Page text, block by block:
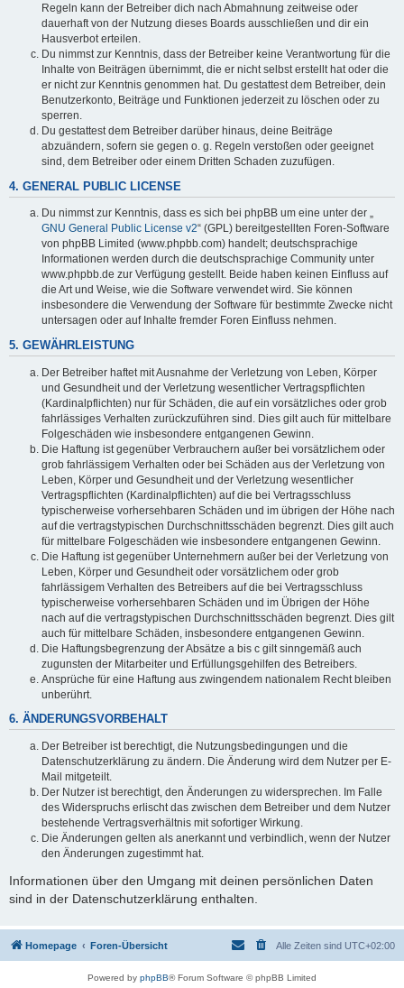
Regeln kann der Betreiber dich nach Abmahnung zeitweise oder
dauerhaft von der Nutzung dieses Boards ausschließen und dir ein
Hausverbot erteilen.
Du nimmst zur Kenntnis, dass der Betreiber keine Verantwortung für die
Inhalte von Beiträgen übernimmt, die er nicht selbst erstellt hat oder die
er nicht zur Kenntnis genommen hat. Du gestattest dem Betreiber, dein
Benutzerkonto, Beiträge und Funktionen jederzeit zu löschen oder zu
sperren.
Du gestattest dem Betreiber darüber hinaus, deine Beiträge
abzuändern, sofern sie gegen o. g. Regeln verstoßen oder geeignet
sind, dem Betreiber oder einem Dritten Schaden zuzufügen.
4. GENERAL PUBLIC LICENSE
Du nimmst zur Kenntnis, dass es sich bei phpBB um eine unter der „
GNU General Public License v2“ (GPL) bereitgestellten Foren-Software
von phpBB Limited (www.phpbb.com) handelt; deutschsprachige
Informationen werden durch die deutschsprachige Community unter
www.phpbb.de zur Verfügung gestellt. Beide haben keinen Einfluss auf
die Art und Weise, wie die Software verwendet wird. Sie können
insbesondere die Verwendung der Software für bestimmte Zwecke nicht
untersagen oder auf Inhalte fremder Foren Einfluss nehmen.
5. GEWÄHRLEISTUNG
Der Betreiber haftet mit Ausnahme der Verletzung von Leben, Körper
und Gesundheit und der Verletzung wesentlicher Vertragspflichten
(Kardinalpflichten) nur für Schäden, die auf ein vorsätzliches oder grob
fahrlässiges Verhalten zurückzuführen sind. Dies gilt auch für mittelbare
Folgeschäden wie insbesondere entgangenen Gewinn.
Die Haftung ist gegenüber Verbrauchern außer bei vorsätzlichem oder
grob fahrlässigem Verhalten oder bei Schäden aus der Verletzung von
Leben, Körper und Gesundheit und der Verletzung wesentlicher
Vertragspflichten (Kardinalpflichten) auf die bei Vertragsschluss
typischerweise vorhersehbaren Schäden und im übrigen der Höhe nach
auf die vertragstypischen Durchschnittsschäden begrenzt. Dies gilt auch
für mittelbare Folgeschäden wie insbesondere entgangenen Gewinn.
Die Haftung ist gegenüber Unternehmern außer bei der Verletzung von
Leben, Körper und Gesundheit oder vorsätzlichem oder grob
fahrlässigem Verhalten des Betreibers auf die bei Vertragsschluss
typischerweise vorhersehbaren Schäden und im Übrigen der Höhe
nach auf die vertragstypischen Durchschnittsschäden begrenzt. Dies gilt
auch für mittelbare Schäden, insbesondere entgangenen Gewinn.
Die Haftungsbegrenzung der Absätze a bis c gilt sinngemäß auch
zugunsten der Mitarbeiter und Erfüllungsgehilfen des Betreibers.
Ansprüche für eine Haftung aus zwingendem nationalem Recht bleiben
unberührt.
6. ÄNDERUNGSVORBEHALT
Der Betreiber ist berechtigt, die Nutzungsbedingungen und die
Datenschutzerklärung zu ändern. Die Änderung wird dem Nutzer per E-
Mail mitgeteilt.
Der Nutzer ist berechtigt, den Änderungen zu widersprechen. Im Falle
des Widerspruchs erlischt das zwischen dem Betreiber und dem Nutzer
bestehende Vertragsverhältnis mit sofortiger Wirkung.
Die Änderungen gelten als anerkannt und verbindlich, wenn der Nutzer
den Änderungen zugestimmt hat.
Informationen über den Umgang mit deinen persönlichen Daten
sind in der Datenschutzerklärung enthalten.
Homepage Foren-Übersicht Alle Zeiten sind UTC+02:00
Powered by phpBB® Forum Software © phpBB Limited